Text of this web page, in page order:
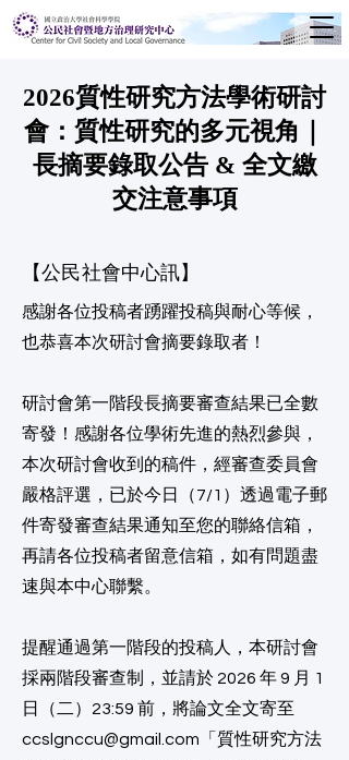
2026質性研究方法學術研討
會：質性研究的多元視角｜
長摘要錄取公告 & 全文繳
交注意事項
【公民社會中心訊】
感謝各位投稿者踴躍投稿與耐心等候，
也恭喜本次研討會摘要錄取者！
研討會第一階段長摘要審查結果已全數
寄發！感謝各位學術先進的熱烈參與，
本次研討會收到的稿件，經審查委員會
嚴格評選，已於今日（7/1）透過電子郵
件寄發審查結果通知至您的聯絡信箱，
再請各位投稿者留意信箱，如有問題盡
速與本中心聯繫。
提醒通過第一階段的投稿人，本研討會
採兩階段審查制，並請於 2026 年 9 月 1
日（二）23:59 前，將論文全文寄至
ccslgnccu@gmail.com 「質性研究方法